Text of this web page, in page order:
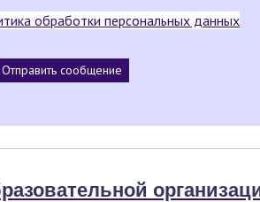
обработки персональных данных